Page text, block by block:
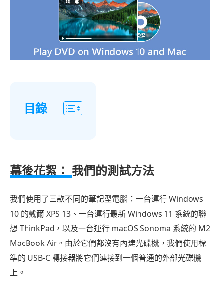
目錄
事：
們
的
測
試
方
幕後花絮： 我們的測試方法
我們使用了三款不同的筆記型電腦：一台運行 Windows
10 的戴爾 XPS 13、一台運行最新 Windows 11 系統的聯
想 ThinkPad，以及一台運行 macOS Sonoma 系統的 M2
MacBook Air。由於它們都沒有內建光碟機，我們使用標
準的 USB-C 轉接器將它們連接到一個普通的外部光碟機
上。